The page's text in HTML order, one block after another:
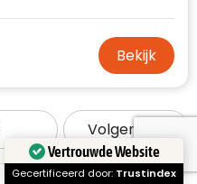
Bekijk
Volgende
Vertrouwde Website
Gecertificeerd door: Trustindex